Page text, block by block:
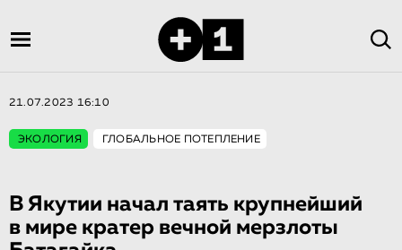
21.07.2023 16:10
ЭКОЛОГИЯ ГЛОБАЛЬНОЕ ПОТЕПЛЕНИЕ
В Якутии начал таять крупнейший
в мире кратер вечной мерзлоты